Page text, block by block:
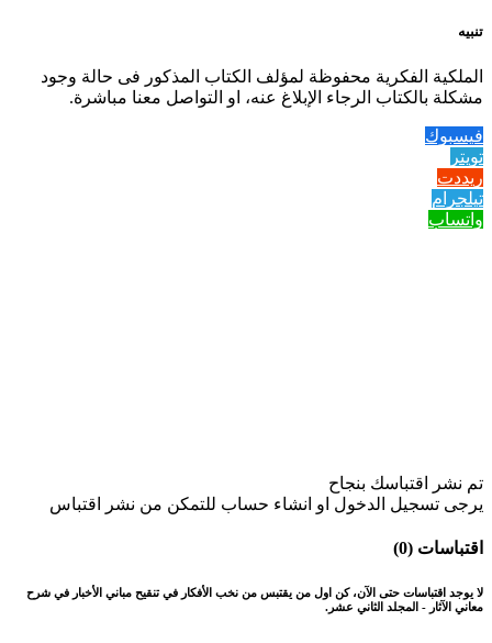
تنبيه
الملكية الفكرية محفوظة لمؤلف الكتاب المذكور فى حالة وجود
مشكلة بالكتاب الرجاء الإبلاغ عنه، او التواصل معنا مباشرة.
فيسبوك
تويتر
ريددت
تيلجرام
واتساب
تم نشر اقتباسك بنجاح
يرجى تسجيل الدخول او انشاء حساب للتمكن من نشر اقتباس
اقتباسات (0)
لا يوجد اقتباسات حتى الآن، كن اول من يقتبس من نخب الأفكار في تنقيح مباني الأخبار في شرح
معاني الآثار - المجلد الثاني عشر.